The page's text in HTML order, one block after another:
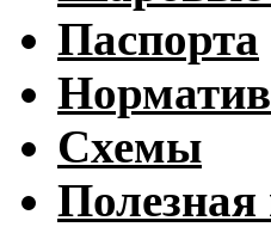
Паспорта
Схемы